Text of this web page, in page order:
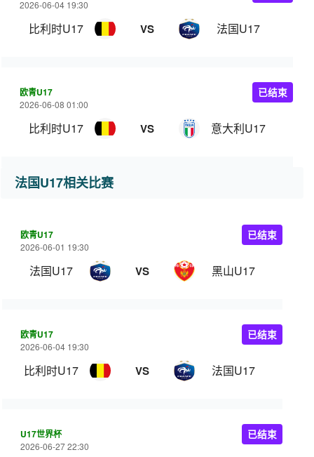
2026-06-04 19:30
比利时U17 VS 法国U17
欧青U17
2026-06-08 01:00
比利时U17 VS 意大利U17
已结束
法国U17相关比赛
欧青U17
2026-06-01 19:30
法国U17 VS 黑山U17
已结束
欧青U17
2026-06-04 19:30
比利时U17 VS 法国U17
已结束
U17世界杯
2026-06-27 22:30
已结束